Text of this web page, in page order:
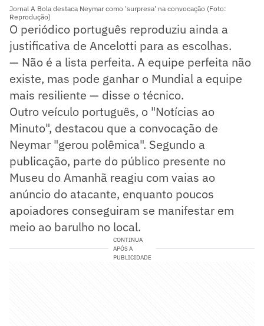
Jornal A Bola destaca Neymar como 'surpresa' na convocação (Foto:
Reprodução)
O periódico português reproduziu ainda a
justificativa de Ancelotti para as escolhas.
— Não é a lista perfeita. A equipe perfeita não
existe, mas pode ganhar o Mundial a equipe
mais resiliente — disse o técnico.
Outro veículo português, o "Notícias ao
Minuto", destacou que a convocação de
Neymar "gerou polêmica". Segundo a
publicação, parte do público presente no
Museu do Amanhã reagiu com vaias ao
anúncio do atacante, enquanto poucos
apoiadores conseguiram se manifestar em
meio ao barulho no local.
CONTINUA
APÓS A
PUBLICIDADE